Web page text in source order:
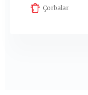
Çorbalar